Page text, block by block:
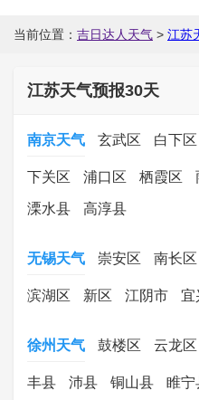
当前位置： 吉日达人天气 > 江苏
江苏天气预报30天
南京天气 玄武区 白下区
下关区 浦口区 栖霞区
溧水县 高淳县
无锡天气 崇安区 南长区
滨湖区 新区 江阴市 宜
徐州天气 鼓楼区 云龙区
丰县 沛县 铜山县 睢宁